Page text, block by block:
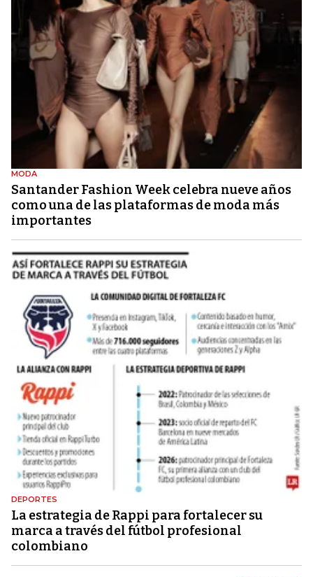
MODA
Santander Fashion Week celebra nueve años
como una de las plataformas de moda más
importantes
DEPORTES
La estrategia de Rappi para fortalecer su
marca a través del fútbol profesional
colombiano